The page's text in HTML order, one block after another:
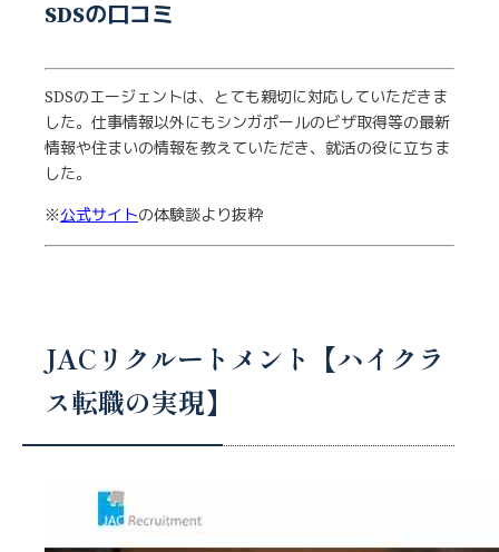
SDSの口コミ
SDSのエージェントは、とても親切に対応していただきま
した。仕事情報以外にもシンガポールのビザ取得等の最新
情報や住まいの情報を教えていただき、就活の役に立ちま
した。
※公式サイトの体験談より抜粋
JACリクルートメント【ハイクラ
ス転職の実現】